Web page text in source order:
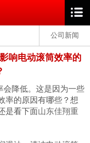
公司新闻
响电动滚筒效率的
会降低。这是因为一些
率的原因有哪些？想
是看下面山东佳翔重